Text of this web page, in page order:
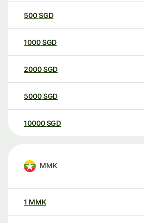
500SGD
1000SGD
2000SGD
5000SGD
10000 SGD
MMK
1 MMK